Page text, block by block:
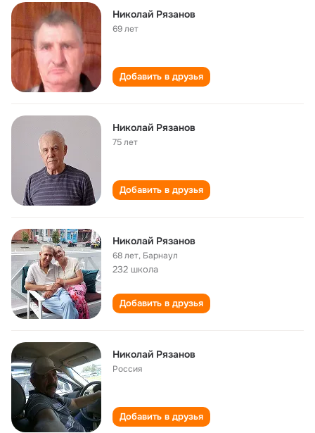
Николай Рязанов
69 лет
Добавить в друзья
Николай Рязанов
75 лет
Добавить в друзья
Николай Рязанов
68 лет, Барнаул
232 школа
Добавить в друзья
Николай Рязанов
Россия
Добавить в друзья